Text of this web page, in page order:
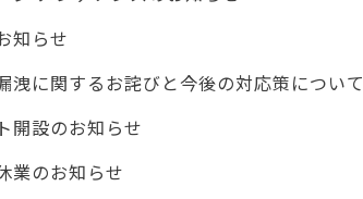
知らせ
洩に関するお詫びと今後の対応策について
開設のお知らせ
業のお知らせ